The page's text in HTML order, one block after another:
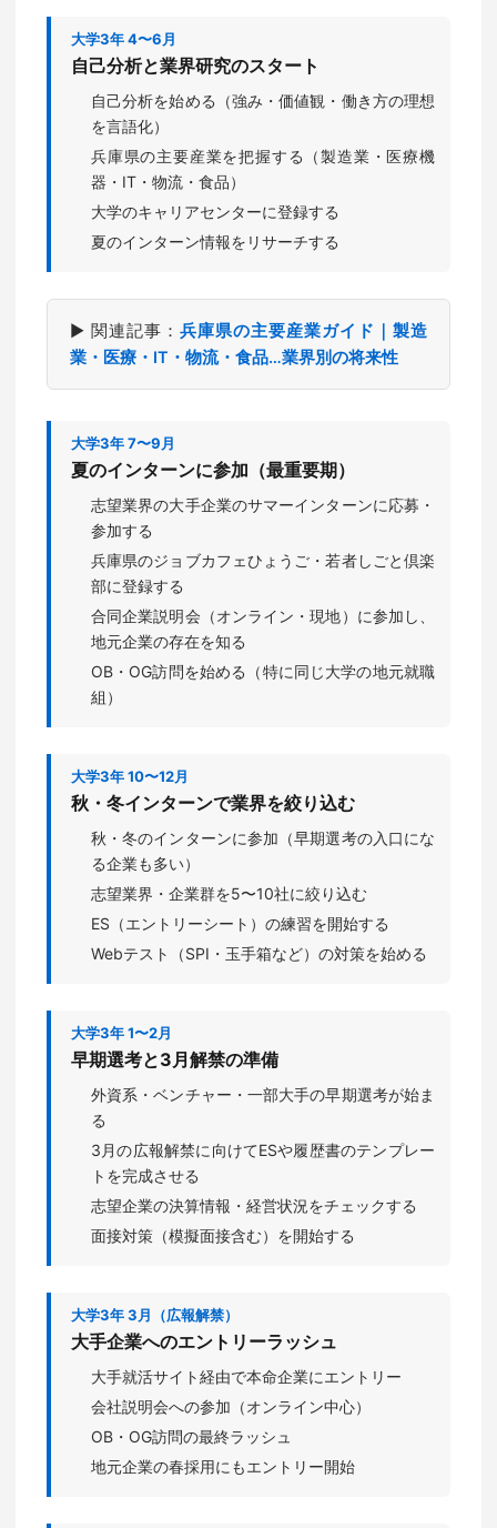
大学3年 4〜6月
自己分析と業界研究のスタート
自己分析を始める（強み・価値観・働き方の理想
を言語化）
兵庫県の主要産業を把握する（製造業・医療機
器・IT・物流・食品）
大学のキャリアセンターに登録する
夏のインターン情報をリサーチする
▶ 関連記事： 兵庫県の主要産業ガイド｜製造
業・医療・IT・物流・食品…業界別の将来性
大学3年 7〜9月
夏のインターンに参加（最重要期）
志望業界の大手企業のサマーインターンに応募・
参加する
兵庫県のジョブカフェひょうご・若者しごと倶楽
部に登録する
合同企業説明会（オンライン・現地）に参加し、
地元企業の存在を知る
OB・OG訪問を始める（特に同じ大学の地元就職
組）
大学3年 10〜12月
秋・冬インターンで業界を絞り込む
秋・冬のインターンに参加（早期選考の入口にな
る企業も多い）
志望業界・企業群を5〜10社に絞り込む
ES（エントリーシート）の練習を開始する
Webテスト（SPI・玉手箱など）の対策を始める
大学3年 1〜2月
早期選考と3月解禁の準備
外資系・ベンチャー・一部大手の早期選考が始ま
る
3月の広報解禁に向けてESや履歴書のテンプレー
トを完成させる
志望企業の決算情報・経営状況をチェックする
面接対策（模擬面接含む）を開始する
大学3年 3月（広報解禁）
大手企業へのエントリーラッシュ
大手就活サイト経由で本命企業にエントリー
会社説明会への参加（オンライン中心）
OB・OG訪問の最終ラッシュ
地元企業の春採用にもエントリー開始